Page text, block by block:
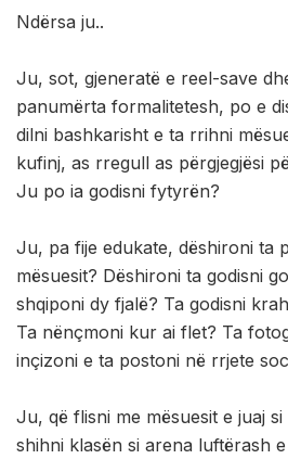
Ndërsa ju..
Ju, sot, gjeneratë e reel-save
panumërta formalitetesh, po e
dilni bashkarisht e ta rrihni
kufinj, as rregull as përgjegjësi
Ju po ia godisni fytyrën?
Ju, pa fije edukate, dëshironi ta
mësuesit? Dëshironi ta godisni
shqiponi dy fjalë? Ta godisni
Ta nënçmoni kur ai flet? Ta
inçizoni e ta postoni në rrjete
Ju, që flisni me mësuesit e juaj
shihni klasën si arena luftërash